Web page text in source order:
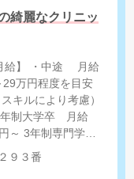
綺麗なクリニッ
29万円程度を目安
スキルにより考慮）
年制大学卒 月給
～ 3年制専門学校
円～ 【時
円～2,800円程
９３番